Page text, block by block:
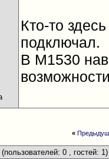
Кто-то
подключал.
В M1530
«
(пользователей: 0 , гостей: 1)